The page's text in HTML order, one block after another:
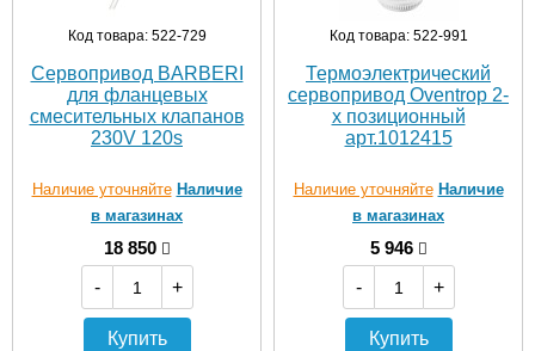
Код товара: 522-729
Сервопривод BARBERI
для фланцевых
смесительных клапанов
230V 120s
Наличие уточняйте Наличие
в магазинах
18 850
-
+
Купить
Код товара: 522-991
Термоэлектрический
сервопривод Oventrop 2-
х позиционный
арт.1012415
Наличие уточняйте Наличие
в магазинах
5 946
-
+
Купить